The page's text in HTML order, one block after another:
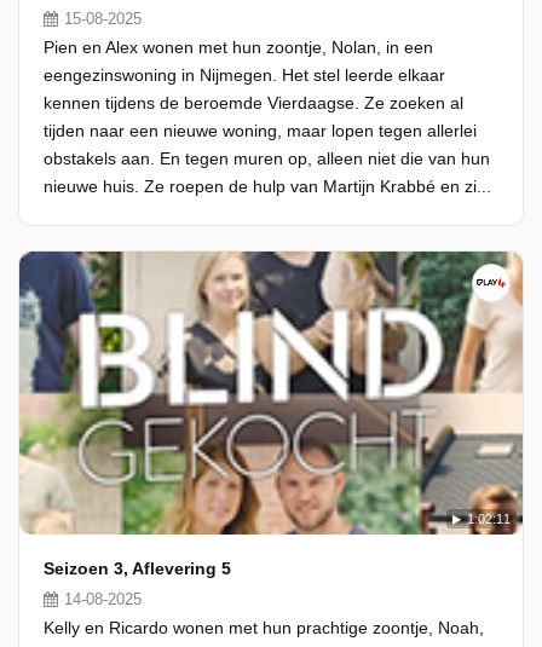
15-08-2025
Pien en Alex wonen met hun zoontje, Nolan, in een
eengezinswoning in Nijmegen. Het stel leerde elkaar
kennen tijdens de beroemde Vierdaagse. Ze zoeken al
tijden naar een nieuwe woning, maar lopen tegen allerlei
obstakels aan. En tegen muren op, alleen niet die van hun
nieuwe huis. Ze roepen de hulp van Martijn Krabbé en zi...
1:02:11
Seizoen 3, Aflevering 5
14-08-2025
Kelly en Ricardo wonen met hun prachtige zoontje, Noah,